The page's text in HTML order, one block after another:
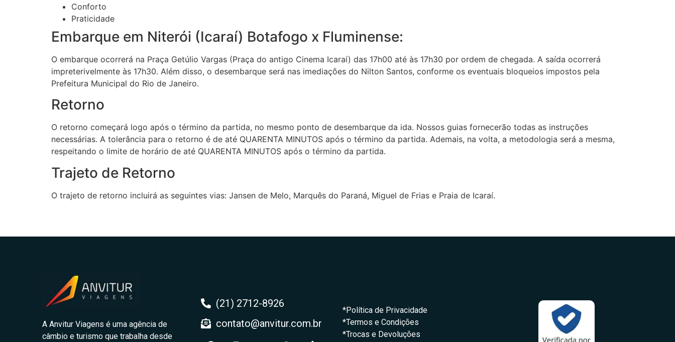
Conforto
Praticidade
Embarque em Niterói (Icaraí) Botafogo x Fluminense:
O embarque ocorrerá na Praça Getúlio Vargas (Praça do antigo Cinema Icaraí) das 17h00 até às 17h30 por ordem de chegada. A saída ocorrerá
impreterivelmente às 17h30. Além disso, o desembarque será nas imediações do Nilton Santos, conforme os eventuais bloqueios impostos pela
Prefeitura Municipal do Rio de Janeiro.
Retorno
O retorno começará logo após o término da partida, no mesmo ponto de desembarque da ida. Nossos guias fornecerão todas as instruções
necessárias. A tolerância para o retorno é de até QUARENTA MINUTOS após o término da partida. Ademais, na volta, a metodologia será a mesma,
respeitando o limite de horário de até QUARENTA MINUTOS após o término da partida.
Trajeto de Retorno
O trajeto de retorno incluirá as seguintes vias: Jansen de Melo, Marquês do Paraná, Miguel de Frias e Praia de Icaraí.
A Anvitur Viagens é uma agência de
câmbio e turismo que trabalha desde
(21) 2712-8926
contato@anvitur.com.br
*Política de Privacidade
*Termos e Condições
*Trocas e Devoluções